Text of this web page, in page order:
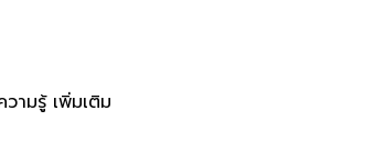
วามรู้ เพิ่มเติม